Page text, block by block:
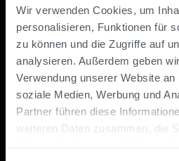
Wir verwenden Cookies, um
personalisieren, Funktionen für
zu können und die Zugriffe auf
analysieren. Außerdem geben
Verwendung unserer Website
soziale Medien, Werbung und
Partner führen diese
weiteren Daten zusammen, die
Skalierbar & flexibel
Vom
Rollout
Präsenz, Online